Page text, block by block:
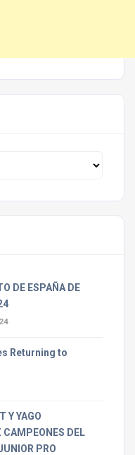
DE ESPAÑA DE
Returning to
Y YAGO
CAMPEONES DEL
PRO